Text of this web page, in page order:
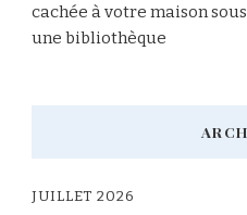
cachée à votre maison
une bibliothèque
JUILLET 2026